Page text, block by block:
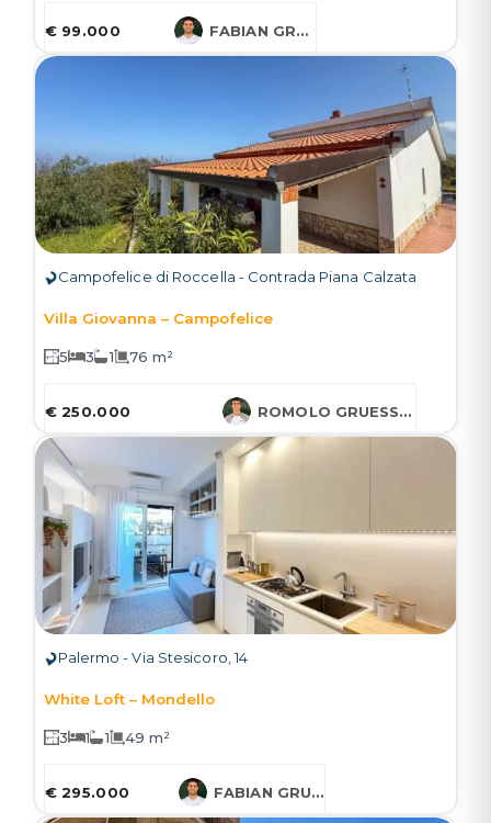
€ 99.000 FABIAN GRUESSNER
Campofelice di Roccella - Contrada Piana Calzata
Villa Giovanna – Campofelice
5 3 1 76 m²
€ 250.000 ROMOLO GRUESSNER
Palermo - Via Stesicoro, 14
White Loft – Mondello
3 1 1 49 m²
€ 295.000 FABIAN GRUESSNER